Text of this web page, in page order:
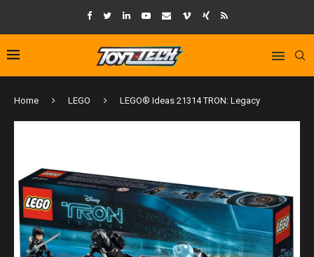
Home LEGO LEGO® Ideas 21314 TRON: Legacy